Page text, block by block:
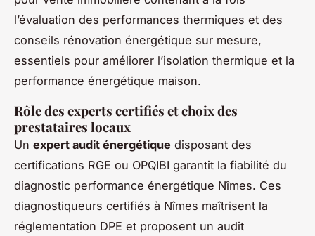
l’évaluation des performances thermiques et des
conseils rénovation énergétique sur mesure,
essentiels pour améliorer l’isolation thermique et la
performance énergétique maison.
Rôle des experts certifiés et choix des
prestataires locaux
Un expert audit énergétique disposant des
certifications RGE ou OPQIBI garantit la fiabilité du
diagnostic performance énergétique Nîmes. Ces
diagnostiqueurs certifiés à Nîmes maîtrisent la
réglementation DPE et proposent un audit